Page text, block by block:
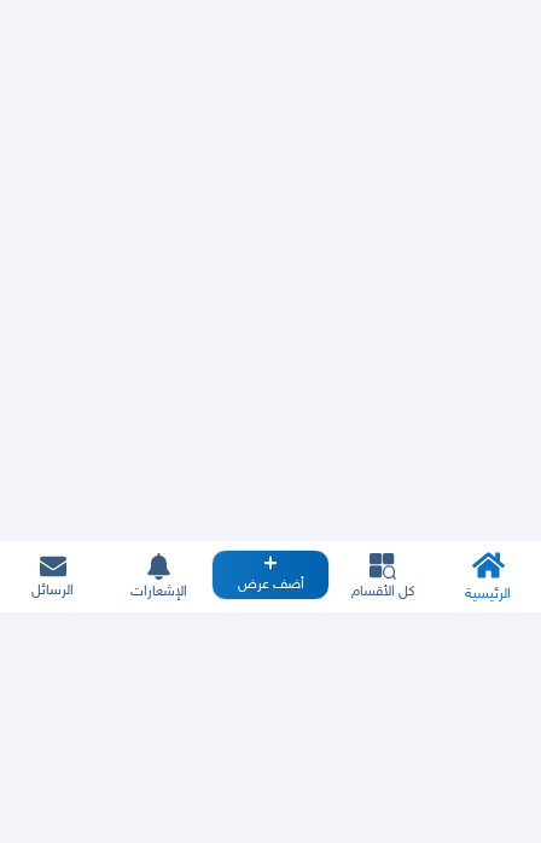
الرئيسية كل الأقسام أضف عرض الإشعارات الرسائل